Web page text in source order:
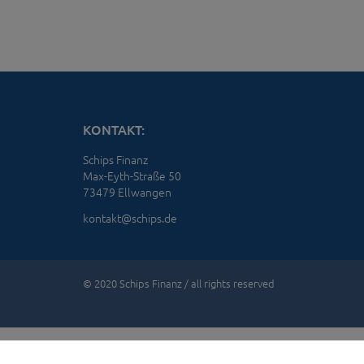
KONTAKT:
Schips Finanz
Max-Eyth-Straße 50
73479 Ellwangen
kontakt@schips.de
© 2020 Schips Finanz / all rights reserved